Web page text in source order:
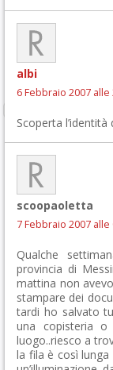
albi
6 Febbraio 2007 alle
Scoperta
scoopaoletta
7 Febbraio 2007 alle
Qualche
provincia di
mattina non
stampare dei
tardi ho salvato
una copisteria
luogo..riesco a
la fila è così